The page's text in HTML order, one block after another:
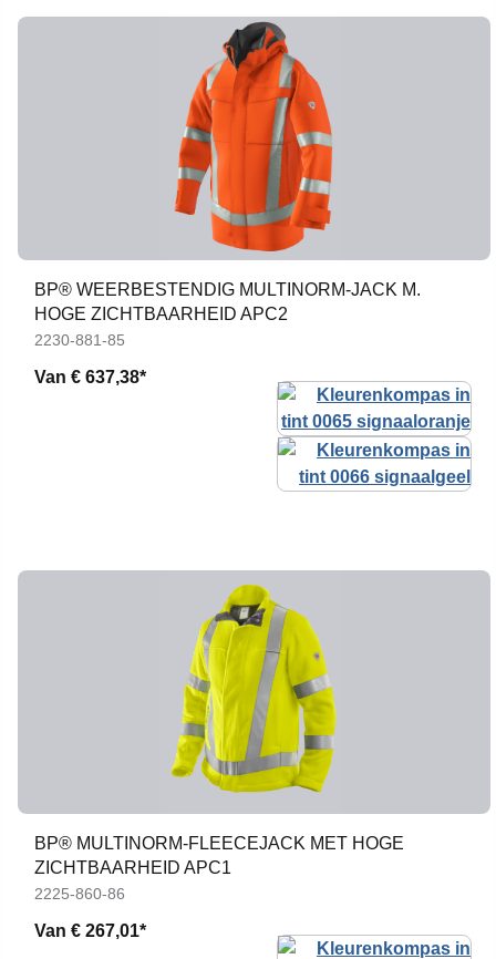
BP® WEERBESTENDIG MULTINORM-JACK M.
HOGE ZICHTBAARHEID APC2
2230-881-85
Van € 637,38*
BP® MULTINORM-FLEECEJACK MET HOGE
ZICHTBAARHEID APC1
2225-860-86
Van € 267,01*